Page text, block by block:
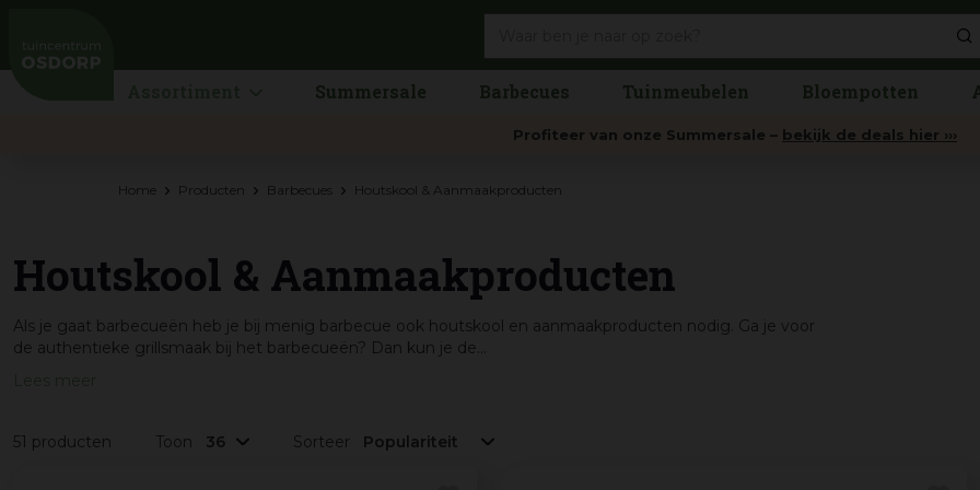
Home Producten Barbecues Houtskool & Aanmaakproducten
Summersale Barbecues Tuinmeubelen Bloempotten
Profiteer van onze Summersale – bekijk de deals hier ›››
Houtskool & Aanmaakproducten
Als je gaat barbecueën heb je bij menig barbecue ook houtskool en aanmaakproducten nodig. Ga je voor
de authentieke grillsmaak bij het barbecueën? Dan kun je de...
51 producten Toon Sorteer